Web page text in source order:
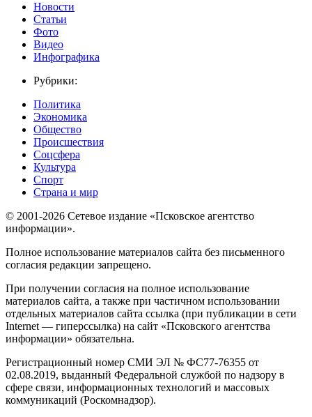
Новости
Статьи
Фото
Видео
Инфографика
Рубрики:
Политика
Экономика
Общество
Происшествия
Соцсфера
Культура
Спорт
Страна и мир
© 2001-2026 Сетевое издание «Псковское агентство
информации».
Полное использование материалов сайта без письменного
согласия редакции запрещено.
При получении согласия на полное использование
материалов сайта, а также при частичном использовании
отдельных материалов сайта ссылка (при публикации в сети
Internet — гиперссылка) на сайт «Псковского агентства
информации» обязательна.
Регистрационный номер СМИ ЭЛ № ФС77-76355 от
02.08.2019, выданный Федеральной службой по надзору в
сфере связи, информационных технологий и массовых
коммуникаций (Роскомнадзор).